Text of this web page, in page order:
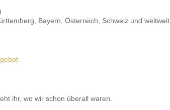
Bayern, Österreich, Schweiz und weltweit
ihr, wo wir schon überall waren.